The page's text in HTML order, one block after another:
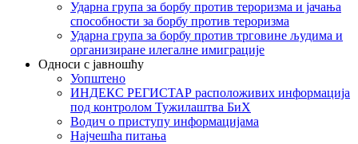
Ударна група за борбу против тероризма и јачања
способности за борбу против тероризма
Ударна група за борбу против трговине људима и
организиране илегалне имиграције
Односи с јавношћу
Уопштено
ИНДЕКС РЕГИСТАР расположивих информација
под контролом Тужилаштва БиХ
Водич о приступу информацијама
Најчешћа питања